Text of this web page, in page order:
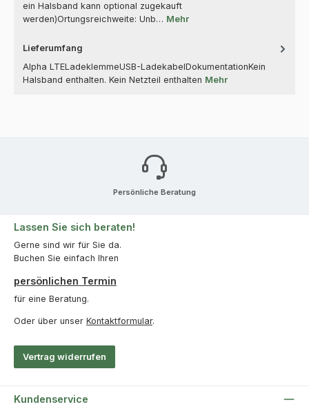
ein Halsband kann optional zugekauft
werden)Ortungsreichweite: Unb… Mehr
Lieferumfang
Alpha LTELadeklemmeUSB-LadekabelDokumentationKein
Halsband enthalten. Kein Netzteil enthalten Mehr
Persönliche Beratung
Lassen Sie sich beraten!
Gerne sind wir für Sie da.
Buchen Sie einfach Ihren
persönlichen Termin
für eine Beratung.
Oder über unser Kontaktformular.
Vertrag widerrufen
Kundenservice